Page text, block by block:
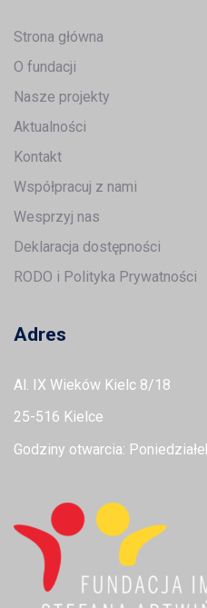
Strona główna
O fundacji
Nasze projekty
Aktualności
Kontakt
Współpracuj z nami
Wesprzyj nas
Deklaracja dostępności
RODO i Polityka Prywatności
Adres
Al. IX Wieków Kielc 8/18
25-516 Kielce
Godziny otwarcia: